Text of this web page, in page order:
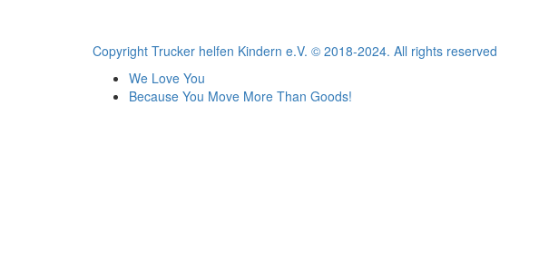
Copyright Trucker helfen Kindern e.V. © 2018-2024. All rights reserved
We Love You
Because You Move More Than Goods!